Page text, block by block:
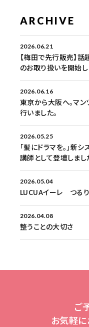
ARCHIVE
2026.06.21
【梅田で先行販売】話
のお取り扱いを開始
2026.06.16
東京から大阪へ。マン
行いました。
2026.05.25
「髪にドラマを。」新
講師として登壇しまし
2026.05.04
LUCUAイーレ つるり
2026.04.08
整うことの大切さ
ご
お気軽